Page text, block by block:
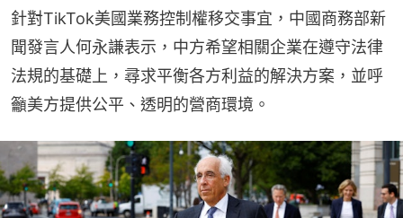
針對TikTok美國業務控制權移交事宜，中國商務部新
聞發言人何永謙表示，中方希望相關企業在遵守法律
法規的基礎上，尋求平衡各方利益的解決方案，並呼
籲美方提供公平、透明的營商環境。